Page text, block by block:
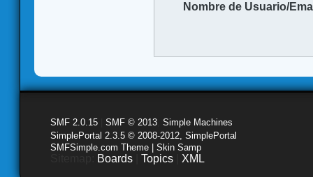
Nombre de Usuario/
SMF 2.0.15 SMF © 2013 Simple Machines
SimplePortal 2.3.5 © 2008-2012, SimplePortal
SMFSimple.com Theme | Skin Samp
Boards Topics XML